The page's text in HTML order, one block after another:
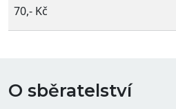
70,- Kč
O sběratelství